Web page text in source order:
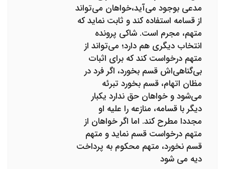
مدعی بوجود می‌آید،خواهان می‌تواند
از قسامه استفاده کند و ثابت نماید که
متهم، مجرم است. شاکی پرونده
انتخاب دیگری هم دارد؛ می‌تواند از
متهم درخواست کند که برای اثبات
بی‌گناهی‌اش قسم بخورد، اگر فرد در
مظان اتهام، قسم بخورد تبرئه
می‌شود و خواهان حق ندارد یکبار
دیگر با قسامه، منازعه را علیه او
مجددا مطرح کند. اما اگر خواهان از
متهم درخواست قسم نماید و متهم
قسم نخورد، متهم محکوم به پرداخت
دیه می شود